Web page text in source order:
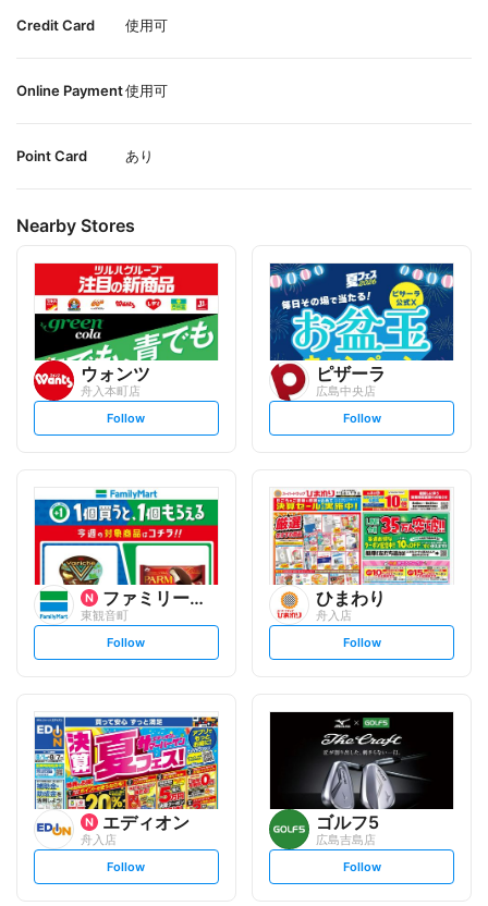
Credit Card 使用可
Online Payment使用可
Point Card あり
Nearby Stores
ウォンツ
舟入本町店
s
t
l
o
w
Follow
ピザーラ
広島中央店
s
t
l
o
w
Follow
ファミリーマート
東観音町
s
t
o
w
Follow
ひまわり
舟入店
s
t
l
o
w
Follow
エディオン
舟入店
s
t
Follow
ゴルフ5
広島吉島店
s
t
Follow